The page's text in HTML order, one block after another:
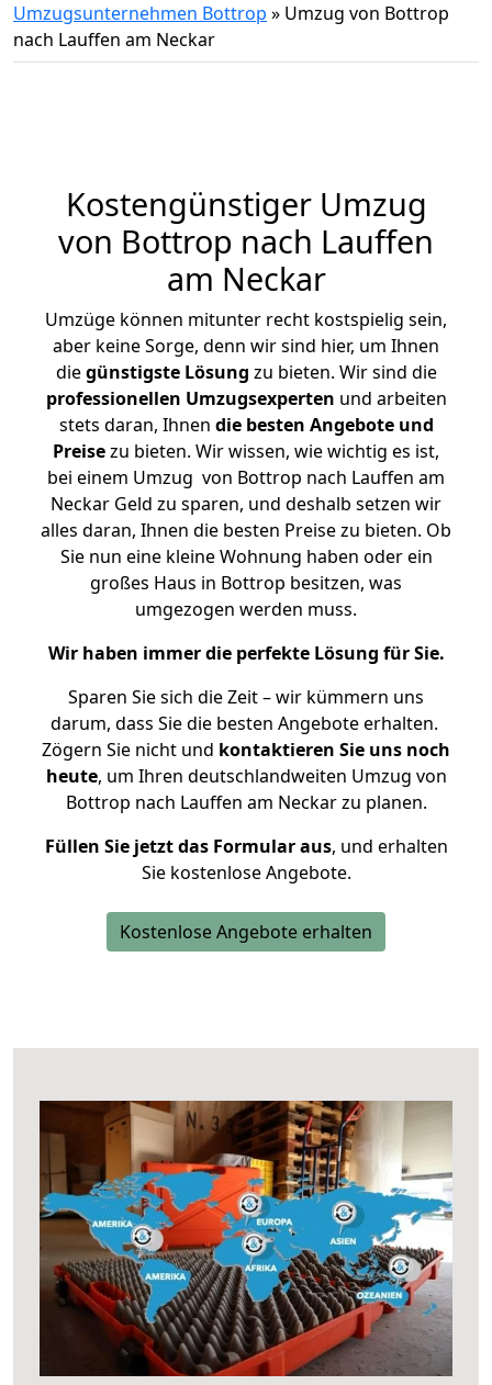
Umzugsunternehmen Bottrop » Umzug von Bottrop
nach Lauffen am Neckar
Kostengünstiger Umzug
von Bottrop nach Lauffen
am Neckar
Umzüge können mitunter recht kostspielig sein,
aber keine Sorge, denn wir sind hier, um Ihnen
diegünstigste Lösung zu bieten. Wir sind die
professionellen Umzugsexperten und arbeiten
stets daran, Ihnen die besten Angebote und
Preisezu bieten. Wir wissen, wie wichtig es ist,
bei einem Umzug von Bottrop nach Lauffen am
Neckar Geld zu sparen, und deshalb setzen wir
alles daran, Ihnen die besten Preise zu bieten. Ob
Sie nun eine kleine Wohnung haben oder ein
großes Haus in Bottrop besitzen, was
umgezogen werden muss.
Wir haben immer die perfekte Lösung für Sie.
Sparen Sie sich die Zeit – wir kümmern uns
darum, dass Sie die besten Angebote erhalten.
Zögern Sie nicht und kontaktieren Sie uns noch
heute, um Ihren deutschlandweiten Umzug von
Bottrop nach Lauffen am Neckar zu planen.
Füllen Sie jetzt das Formular aus, und erhalten
Sie kostenlose Angebote.
Kostenlose Angebote erhalten